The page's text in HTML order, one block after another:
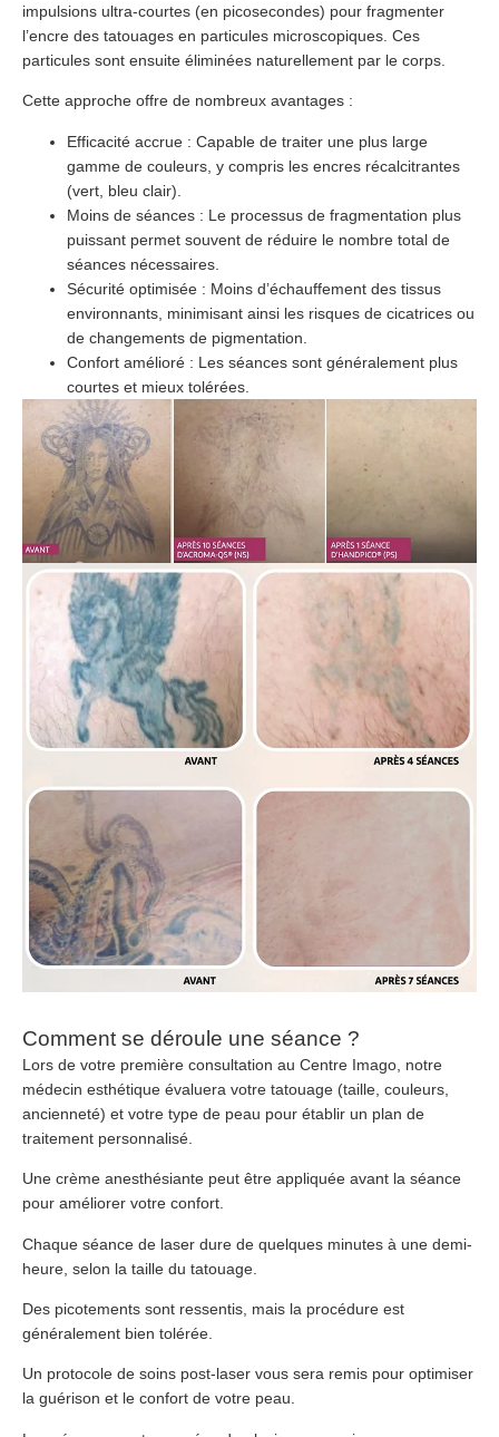
impulsions ultra-courtes (en picosecondes) pour fragmenter
l’encre des tatouages en particules microscopiques. Ces
particules sont ensuite éliminées naturellement par le corps.
Cette approche offre de nombreux avantages :
Efficacité accrue : Capable de traiter une plus large
gamme de couleurs, y compris les encres récalcitrantes
(vert, bleu clair).
Moins de séances : Le processus de fragmentation plus
puissant permet souvent de réduire le nombre total de
séances nécessaires.
Sécurité optimisée : Moins d’échauffement des tissus
environnants, minimisant ainsi les risques de cicatrices ou
de changements de pigmentation.
Confort amélioré : Les séances sont généralement plus
courtes et mieux tolérées.
Comment se déroule une séance ?
Lors de votre première consultation au Centre Imago, notre
médecin esthétique évaluera votre tatouage (taille, couleurs,
ancienneté) et votre type de peau pour établir un plan de
traitement personnalisé.
Une crème anesthésiante peut être appliquée avant la séance
pour améliorer votre confort.
Chaque séance de laser dure de quelques minutes à une demi-
heure, selon la taille du tatouage.
Des picotements sont ressentis, mais la procédure est
généralement bien tolérée.
Un protocole de soins post-laser vous sera remis pour optimiser
la guérison et le confort de votre peau.